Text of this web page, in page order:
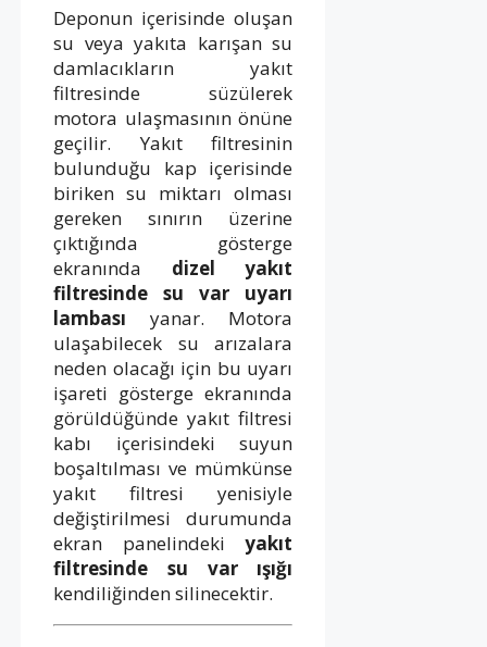
Deponun içerisinde oluşan
su veya yakıta karışan su
damlacıkların yakıt
filtresinde süzülerek
motora ulaşmasının önüne
geçilir. Yakıt filtresinin
bulunduğu kap içerisinde
biriken su miktarı olması
gereken sınırın üzerine
çıktığında gösterge
ekranında dizel yakıt
filtresinde su var uyarı
lambası yanar. Motora
ulaşabilecek su arızalara
neden olacağı için bu uyarı
işareti gösterge ekranında
görüldüğünde yakıt filtresi
kabı içerisindeki suyun
boşaltılması ve mümkünse
yakıt filtresi yenisiyle
değiştirilmesi durumunda
ekran panelindekiyakıt
filtresinde su var ışığı
kendiliğinden silinecektir.